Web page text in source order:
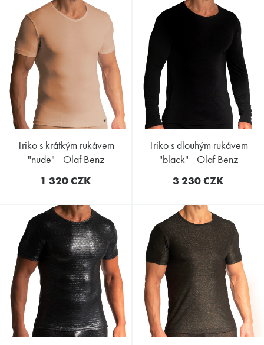
triko s krátkým rukávem
"nude" - Olaf Benz
1 320 CZK
triko s dlouhým rukávem
"black" - Olaf Benz
3 230 CZK